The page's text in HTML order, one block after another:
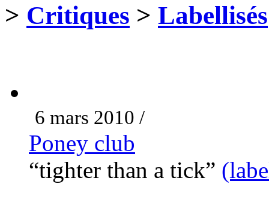
> Critiques > Labellisés
6 mars 2010 /
Poney club
“tighter than a tick”